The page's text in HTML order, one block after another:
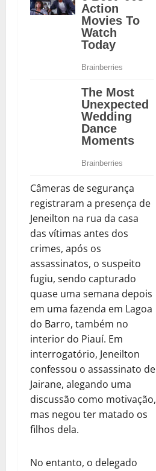
Câmeras de segurança
registraram a presença de
Jeneilton na rua da casa
das vítimas antes dos
crimes, após os
assassinatos, o suspeito
fugiu, sendo capturado
quase uma semana depois
em uma fazenda em Lagoa
do Barro, também no
interior do Piauí. Em
interrogatório, Jeneilton
confessou o assassinato de
Jairane, alegando uma
discussão como motivação,
mas negou ter matado os
filhos dela.
No entanto, o delegado